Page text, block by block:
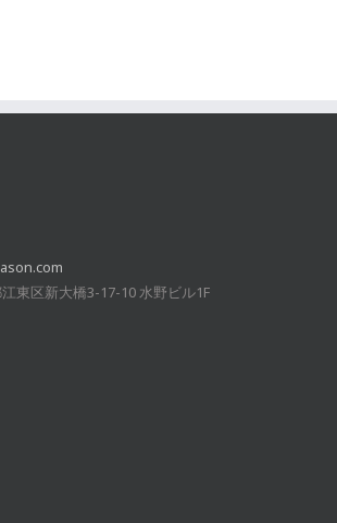
東区新大橋3-17-10 水野ビル1F